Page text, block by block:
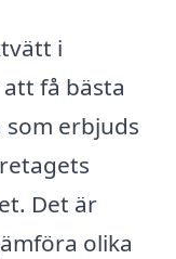
i
få bästa
erbjuds
Det är
olika